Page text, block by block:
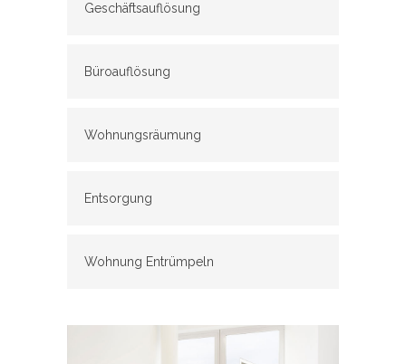
Geschäftsauflösung
Büroauflösung
Wohnungsräumung
Entsorgung
Wohnung Entrümpeln